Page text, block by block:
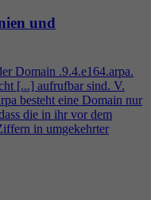
und
Domain .9.4.e164.arpa.
[...] aufrufbar sind. V.
besteht eine Domain nur
die in ihr vor dem
in umgekehrter